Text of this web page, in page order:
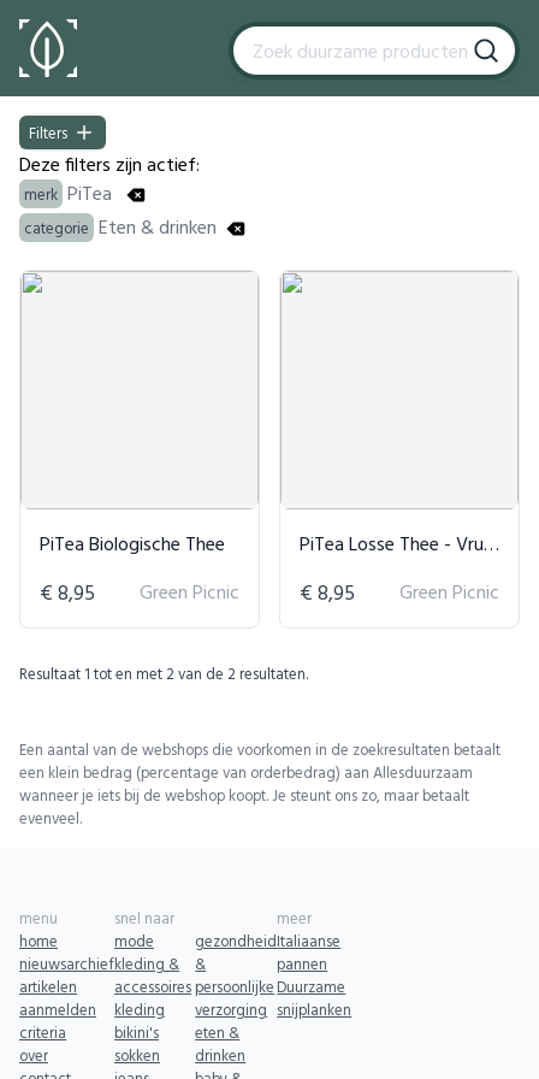
Filters
Filters
Deze filters zijn actief:
merk PiTea
categorie Eten & drinken
Products
PiTea Biologische Thee
€ 8,95 Green Picnic
PiTea Losse Thee - Vruchten & Kruiden Melange
€ 8,95 Green Picnic
Resultaat 1tot en met 2 van de 2 resultaten.
Een aantal van de webshops die voorkomen in de zoekresultaten betaalt
een klein bedrag (percentage van orderbedrag) aan Allesduurzaam
wanneer je iets bij de webshop koopt. Je steunt ons zo, maar betaalt
evenveel.
menu
home
nieuwsarchief
artikelen
aanmelden
criteria
over
snel naar
mode
kleding &
accessoires
kleding
bikini's
sokken
gezondheid
&
persoonlijke
verzorging
eten &
drinken
meer
Italiaanse
pannen
Duurzame
snijplanken